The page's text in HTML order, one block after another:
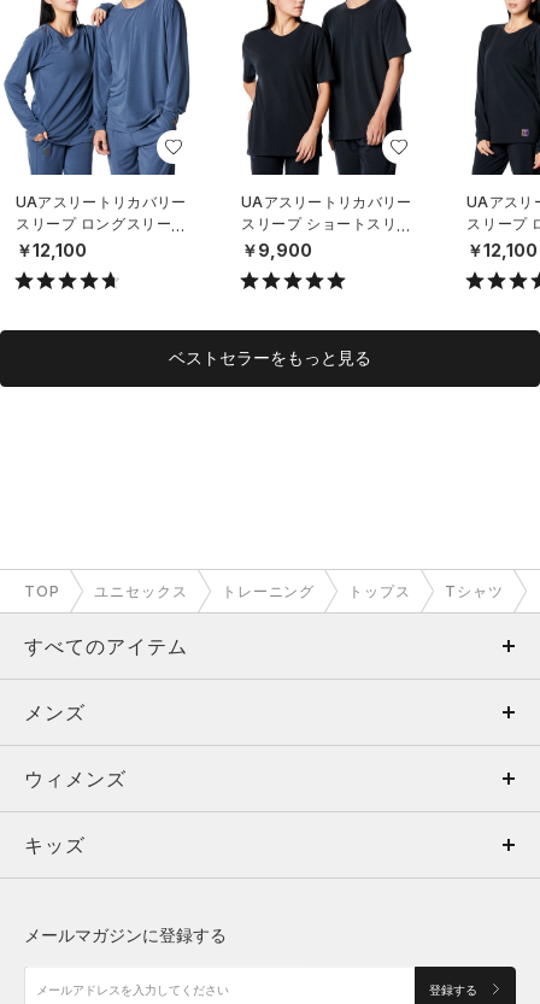
UAアスリートリカバリー
スリープ ロングスリーブ
シャツ（リカバリー/UNIS
EX）
￥12,100
UAアスリートリカバリー
スリープ ショートスリー
ブ シャツ（ライフスタイ
ル/UNISEX）
￥9,900
UAアスリ
スリープ
シャツ（
UNISEX）
￥12,100
ベストセラーをもっと見る
TOP ユニセックス トレーニング トップス Tシャツ
すべてのアイテム
メンズ
ウィメンズ
キッズ
アクセサリー
メンズ
トップス
ボトムス
アクセサリー
ウィメンズ
トップス
シューズ
キッズ
メールマガジンに登録する
登録する